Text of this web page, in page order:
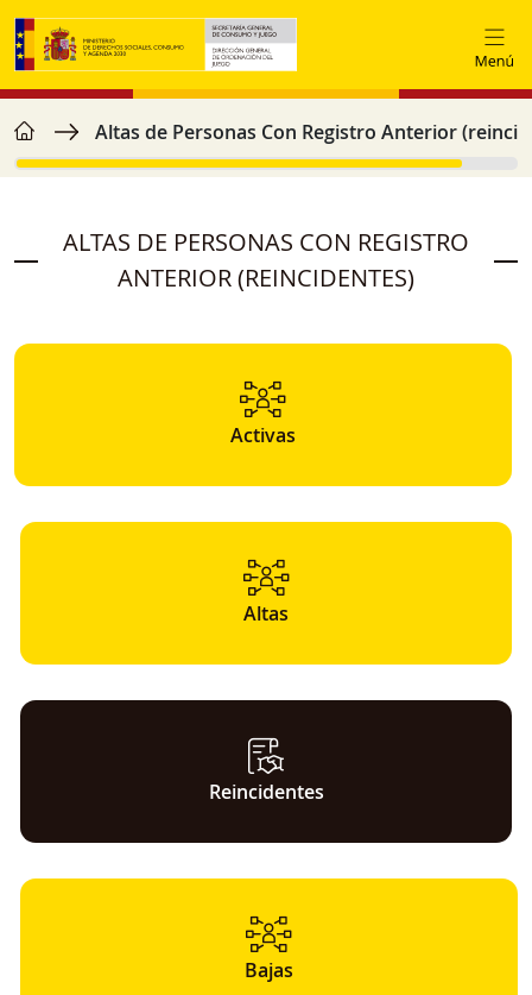
Ir o contido principal
Miga de pan
home Altas de Personas Con Registro Anterior
ALTAS DE PERSONAS CON REGISTRO
ANTERIOR (REINCIDENTES)
Activas
Altas
Reincidentes
Bajas